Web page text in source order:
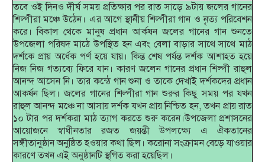
তবে ওই দিনও দীর্ঘ সময় প্রতিক্ষার পর রাত সাড়ে ৯টায় জলের গানের
শিল্পীরা মঞ্চে উঠেন। এর আগে স্থানীয় শিল্পীরা গান ও নৃত্য পরিবেশন
করে। বিকাল থেকে মানুষ প্রধান আর্কষন জলের গানের গান শুনতে
উপজেলা পরিষদ মাঠে উপস্থিত হন এবং বেলা বাড়ার সাথে সাথে মাঠ
দর্শকে প্রায় অর্ধেক পর্ণ হয়ে যায়। কিন্ত শেষ পর্যন্ত দর্শক আশাহত হয়ে
নিজ নিজ গত্যব্যে ফিরে যান। কারণ জলেন গানের প্রধান শিল্পী রাহুল
আনন্দ আসেন নি। তার কন্ঠে গান শুনা ও তাকে দেখাই দর্শকদের প্রধান
আকর্ষন ছিল। জলের গানের শিল্পীরা গান শুরুর কিছু সময় পর যখন
রাহুল আনন্দ মঞ্চে না আসায় দর্শক যখন প্রায় নিশ্চিত হন, তখন প্রায় রাত
১০ টার পর দর্শকরা মাঠ ত্যাগ করতে শুরু করেন।উপজেলা প্রশাসনের
আয়োজনে স্বাধীনতার রজত জয়ন্তী উপলক্ষ্যে এ ঐকতানের
সঙ্গীতানুষ্ঠান অনুষ্ঠিত হওয়ার কথা ছিল। করোনা সংক্রামন বেড়ে যাওয়ার
কারণে তখন এই অনুষ্ঠানটি স্থগিত করা হয়েছিল।